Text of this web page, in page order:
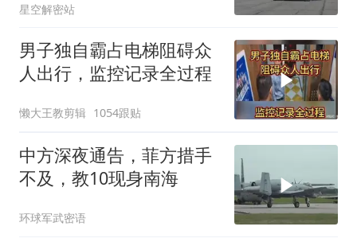
星空解密站
男子独自霸占电梯阻碍众
人出行，监控记录全过程
懒大王教剪辑 1054跟贴
中方深夜通告，菲方措手
不及，教10现身南海
环球军武密语